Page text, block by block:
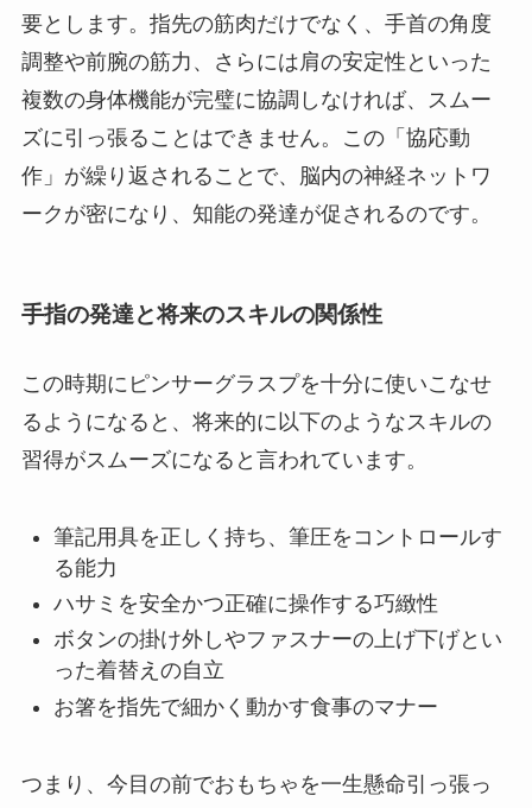
要とします。指先の筋肉だけでなく、手首の角度
調整や前腕の筋力、さらには肩の安定性といった
複数の身体機能が完璧に協調しなければ、スムー
ズに引っ張ることはできません。この「協応動
作」が繰り返されることで、脳内の神経ネットワ
ークが密になり、知能の発達が促されるのです。
手指の発達と将来のスキルの関係性
この時期にピンサーグラスプを十分に使いこなせ
るようになると、将来的に以下のようなスキルの
習得がスムーズになると言われています。
筆記用具を正しく持ち、筆圧をコントロールす
る能力
ハサミを安全かつ正確に操作する巧緻性
ボタンの掛け外しやファスナーの上げ下げとい
った着替えの自立
お箸を指先で細かく動かす食事のマナー
つまり、今目の前でおもちゃを一生懸命引っ張っ